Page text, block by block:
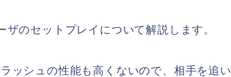
のセットプレイについて解説します。
ッシュの性能も高くないので、相手を追い